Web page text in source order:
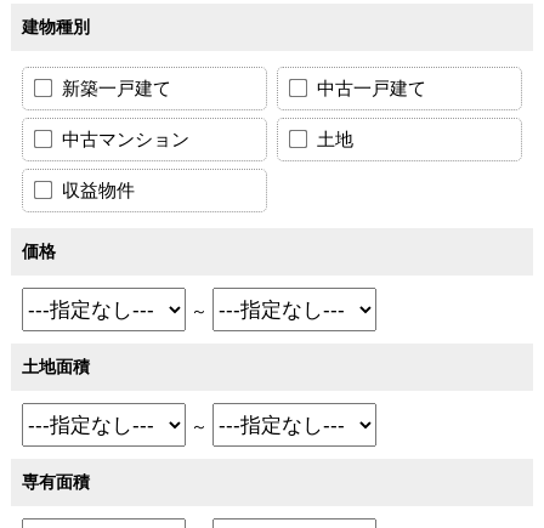
建物種別
新築一戸建て 中古一戸建て
中古マンション 土地
収益物件
価格
～
土地面積
～
専有面積